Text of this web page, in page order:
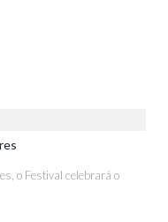
o Festival celebrará o